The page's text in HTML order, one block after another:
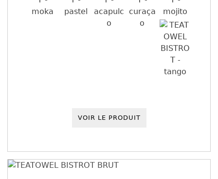
VOIR LE PRODUIT